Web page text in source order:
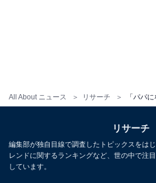
All About ニュース リサーチ
リサーチ
編集部が独自目線で調査したトピックスをは
レンドに関するランキングなど、世の中で注
しています。